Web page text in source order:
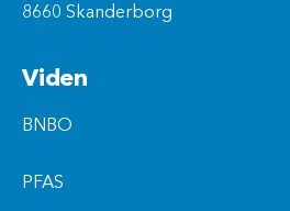
8660 Skanderborg
Viden
BNBO
PFAS